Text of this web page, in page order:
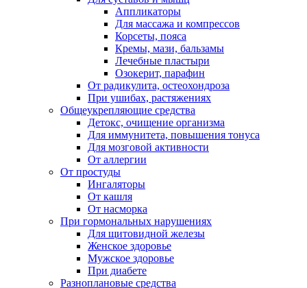
Аппликаторы
Для массажа и компрессов
Корсеты, пояса
Кремы, мази, бальзамы
Лечебные пластыри
Озокерит, парафин
От радикулита, остеохондроза
При ушибах, растяжениях
Общеукрепляющие средства
Детокс, очищение организма
Для иммунитета, повышения тонуса
Для мозговой активности
От аллергии
От простуды
Ингаляторы
От кашля
От насморка
При гормональных нарушениях
Для щитовидной железы
Женское здоровье
Мужское здоровье
При диабете
Разноплановые средства